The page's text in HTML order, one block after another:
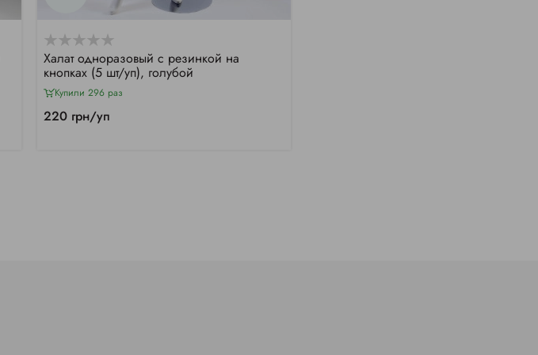
Халат одноразовый с резинкой на
кнопках (5 шт/уп), голубой
Купили 296 раз
220 грн/уп